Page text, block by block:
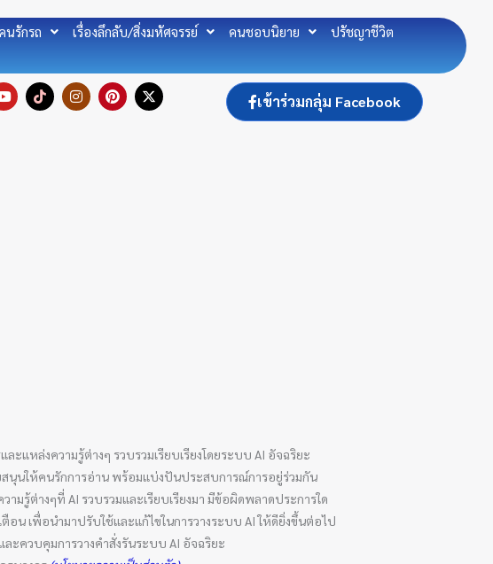
นรักรถ เรื่องลึกลับ/สิ่งมหัศจรรย์ คนชอบนิยาย ปรัชญาชีวิต
Y
o
u
T
i
k
I
n
s
P
i
n
X
-
t
เข้าร่วมกลุ่ม Facebook
ะแหล่งความรู้ต่างๆ รวบรวมเรียบเรียงโดยระบบ AI อัจฉริยะ
นุนให้คนรักการอ่าน พร้อมแบ่งปันประสบการณ์การอยู่ร่วมกัน
รู้ต่างๆที่ AI รวบรวมและเรียบเรียงมา มีข้อผิดพลาดประการใด
น เพื่อนำมาปรับใช้และแก้ไขในการวางระบบ AI ให้ดียิ่งขึ้นต่อไป
ะควบคุมการวางคำสั่งรันระบบ AI อัจฉริยะ